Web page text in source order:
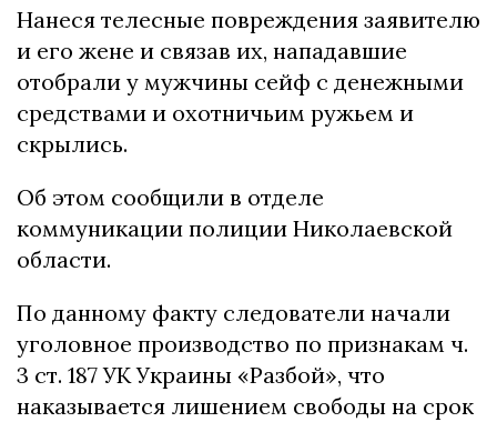
Нанеся телесные повреждения заявителю
и его жене и связав их, нападавшие
отобрали у мужчины сейф с денежными
средствами и охотничьим ружьем и
скрылись.
Об этом сообщили в отделе
коммуникации полиции Николаевской
области.
По данному факту следователи начали
уголовное производство по признакам ч.
3 ст. 187 УК Украины «Разбой», что
наказывается лишением свободы на срок